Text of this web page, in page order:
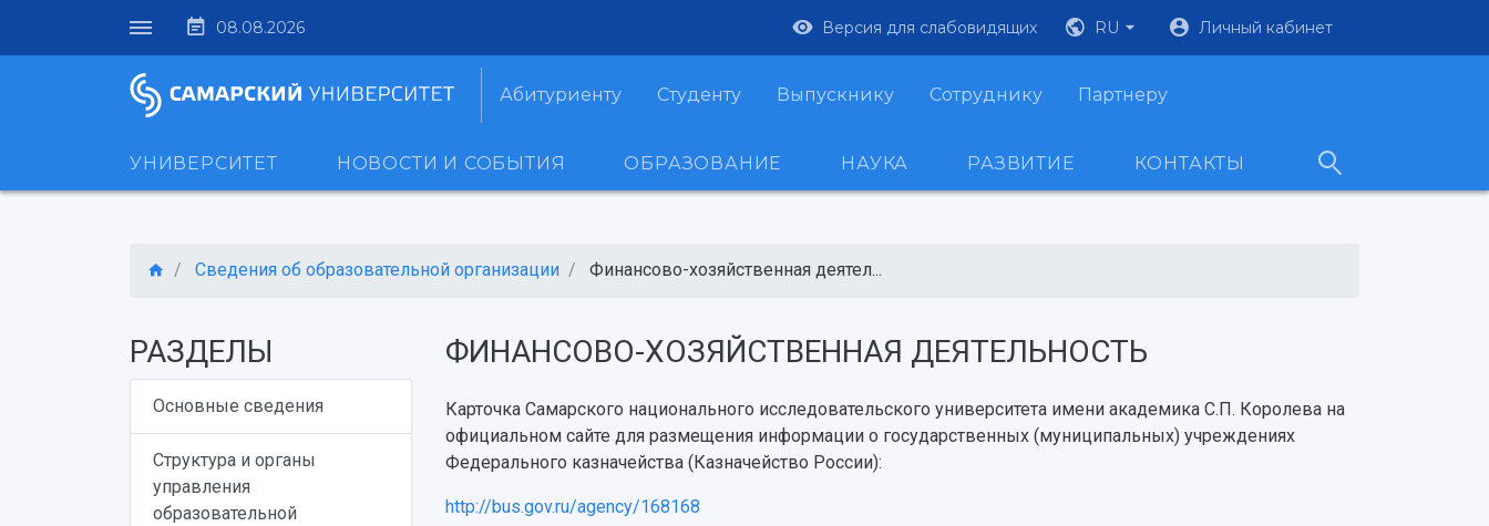
08.08.2026 Версия для слабовидящих RU Личный кабинет
Абитуриенту Студенту Выпускнику Сотруднику Партнеру
УНИВЕРСИТЕТ НОВОСТИ И СОБЫТИЯ ОБРАЗОВАНИЕ НАУКА РАЗВИТИЕ КОНТАКТЫ
Сведения об образовательной организации Финансово-хозяйственная деятел...
РАЗДЕЛЫ
Основные сведения
Структура и органы
управления
образовательной
ФИНАНСОВО-ХОЗЯЙСТВЕННАЯ ДЕЯТЕЛЬНОСТЬ
Карточка Самарского национального исследовательского университета имени академика С.П. Королева на
официальном сайте для размещения информации о государственных (муниципальных) учреждениях
Федерального казначейства (Казначейство России):
http://bus.gov.ru/agency/168168